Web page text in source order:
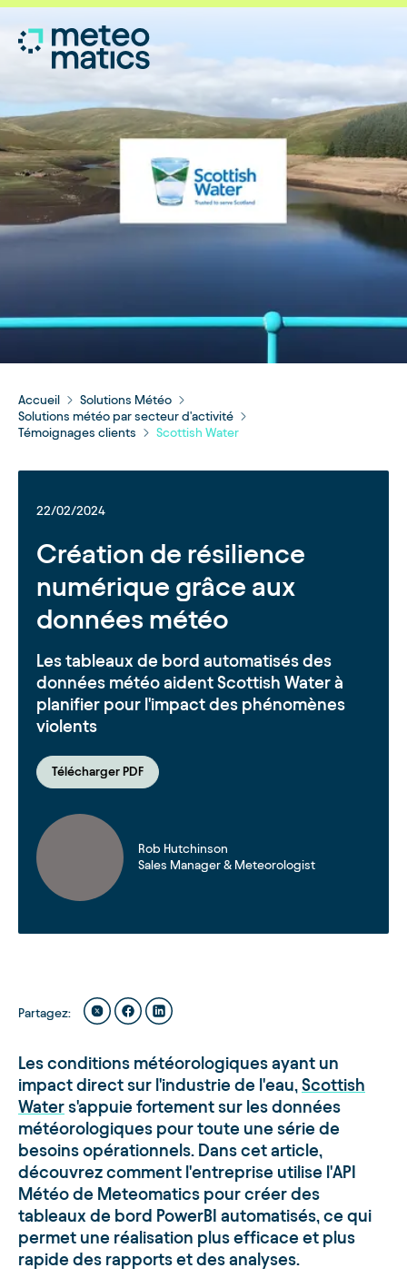
Accueil
Solutions Météo
Solutions météo par secteur d'activité
Témoignages clients
Scottish Water
22/02/2024
Création de résilience
numérique grâce aux
données météo
Les tableaux de bord automatisés des
données météo aident Scottish Water à
planifier pour l'impact des phénomènes
violents
Télécharger PDF
Rob Hutchinson
Sales Manager & Meteorologist
Partagez:
Les conditions météorologiques ayant un
impact direct sur l'industrie de l'eau,Scottish
Water s'appuie fortement sur les données
météorologiques pour toute une série de
besoins opérationnels. Dans cet article,
découvrez comment l'entreprise utilise l'API
Météo de Meteomatics pour créer des
tableaux de bord PowerBI automatisés, ce qui
permet une réalisation plus efficace et plus
rapide des rapports et des analyses.